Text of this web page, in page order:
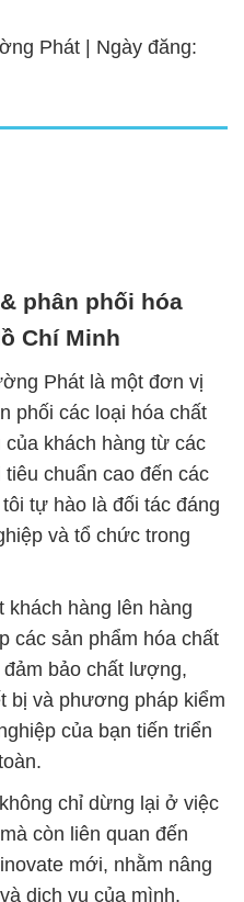
Phát | Ngày đăng:
phân phối hóa
Chí Minh
Phát là một đơn vị
phối các loại hóa chất
khách hàng từ các
chuẩn cao đến các
tự hào là đối tác đáng
và tổ chức trong
khách hàng lên hàng
các sản phẩm hóa chất
bảo chất lượng,
bị và phương pháp kiểm
của bạn tiến triển
chỉ dừng lại ở việc
còn liên quan đến
mới, nhằm nâng
dịch vụ của mình.